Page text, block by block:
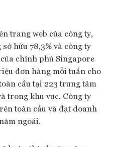
trang web của công ty,
hữu 78,3% và công ty
chính phủ Singapore
đơn hàng mỗi tuần cho
cầu tại 223 trung tâm
trong khu vực. Công ty
toàn cầu và đạt doanh
ngoái.